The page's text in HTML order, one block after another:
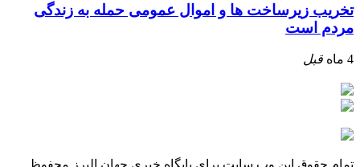
تخریب زیرساخت ها و اموال عمومی حمله به زندگی
مردم است
4 ماه قبل